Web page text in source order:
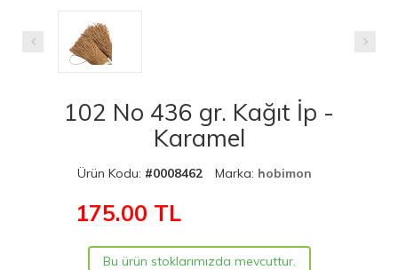
102 No 436 gr. Kağıt İp -
Karamel
Ürün Kodu: #0008462 Marka: hobimon
175.00 TL
Bu ürün stoklarımızda mevcuttur.